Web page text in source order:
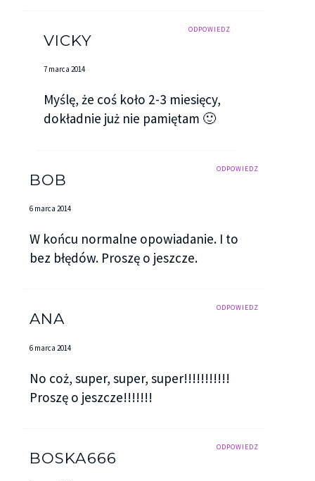
ODPOWIEDZ
VICKY
7 marca 2014
Myślę, że coś koło 2-3 miesięcy,
dokładnie już nie pamiętam 🙂
ODPOWIEDZ
BOB
6 marca 2014
W końcu normalne opowiadanie. I to
bez błędów. Proszę o jeszcze.
ODPOWIEDZ
ANA
6 marca 2014
No coż, super, super, super!!!!!!!!!!!
Proszę o jeszcze!!!!!!!
ODPOWIEDZ
BOSKA666